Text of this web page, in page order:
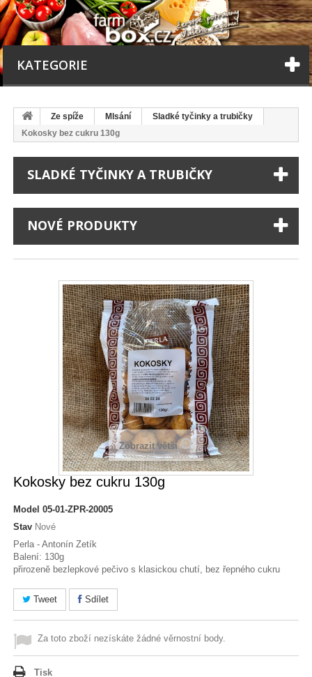
KATEGORIE
Ze spíže Mlsání
Sladké tyčinky a trubičky
Kokosky bez cukru 130g
SLADKÉ TYČINKY A TRUBIČKY
NOVÉ PRODUKTY
Zobrazit větší
Kokosky bez cukru 130g
Model 05-01-ZPR-20005
Stav Nové
Perla - Antonín Zetík
Balení: 130g
přirozeně bezlepkové pečivo s klasickou chutí, bez řepného cukru
Tweet Sdílet
Za toto zboží nezískáte žádné věrnostní body.
Tisk